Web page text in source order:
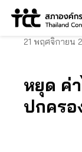
Skip
21 พฤศจิกายน
หยุด ค่
ปกครอ